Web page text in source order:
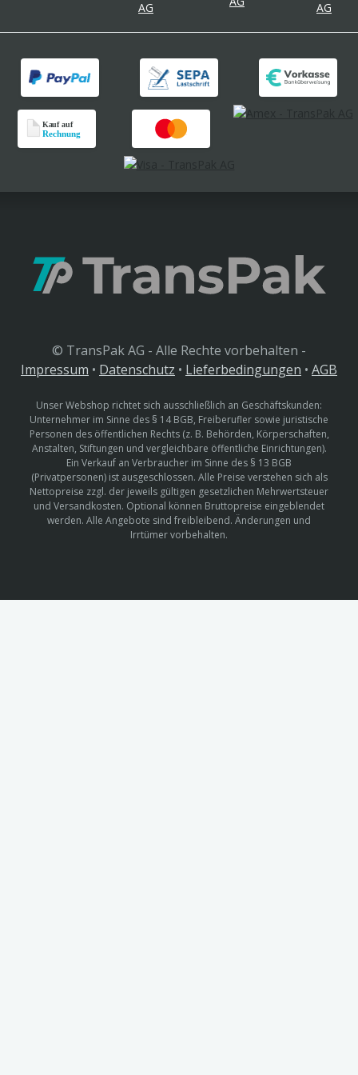
© TransPak AG - Alle Rechte vorbehalten -
Impressum • Datenschutz • Lieferbedingungen • AGB
Unser Webshop richtet sich ausschließlich an Geschäftskunden:
Unternehmer im Sinne des § 14 BGB, Freiberufler sowie juristische
Personen des öffentlichen Rechts (z. B. Behörden, Körperschaften,
Anstalten, Stiftungen und vergleichbare öffentliche Einrichtungen).
Ein Verkauf an Verbraucher im Sinne des § 13 BGB
(Privatpersonen) ist ausgeschlossen. Alle Preise verstehen sich als
Nettopreise zzgl. der jeweils gültigen gesetzlichen Mehrwertsteuer
und Versandkosten. Optional können Bruttopreise eingeblendet
werden. Alle Angebote sind freibleibend. Änderungen und
Irrtümer vorbehalten.